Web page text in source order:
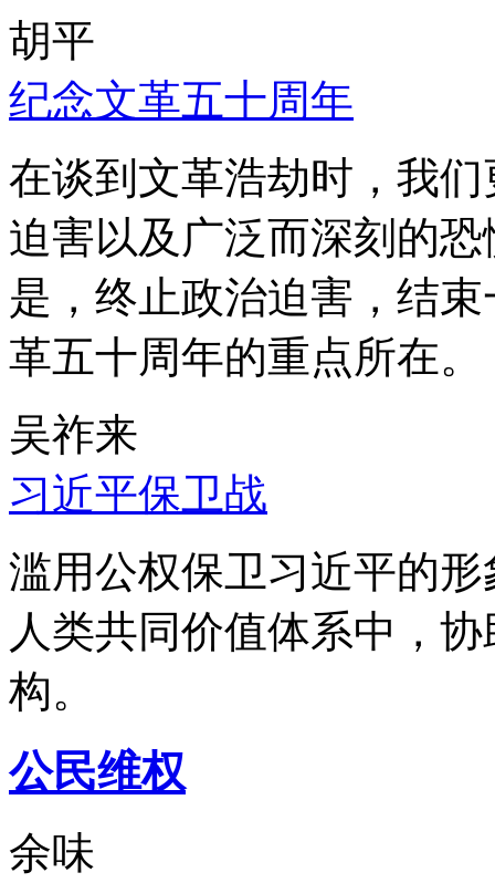
胡平
纪念文革五十周年
在谈到文革浩劫时，我
迫害以及广泛而深刻的
是，终止政治迫害，结
革五十周年的重点所在。
吴祚来
习近平保卫战
滥用公权保卫习近平的
人类共同价值体系中，
构。
公民维权
余味